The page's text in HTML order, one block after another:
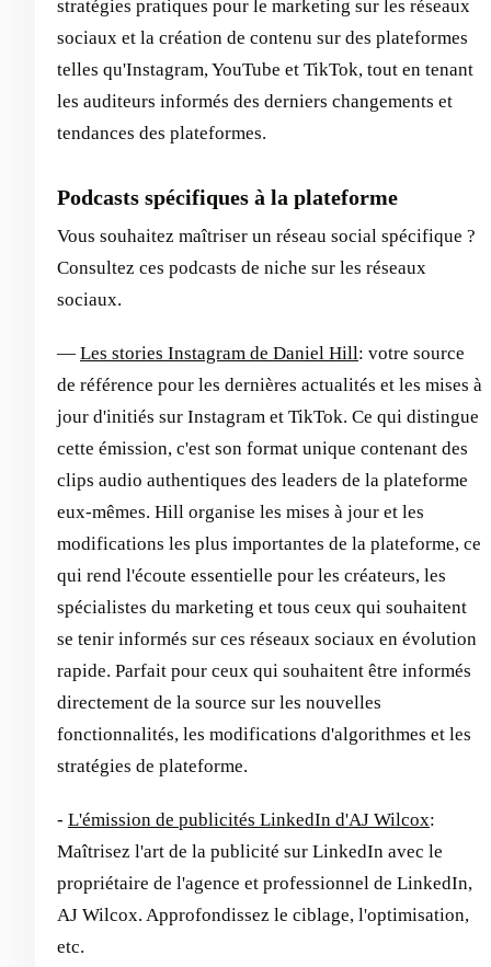
stratégies pratiques pour le marketing sur les réseaux
sociaux et la création de contenu sur des plateformes
telles qu'Instagram, YouTube et TikTok, tout en tenant
les auditeurs informés des derniers changements et
tendances des plateformes.
Podcasts spécifiques à la plateforme
Vous souhaitez maîtriser un réseau social spécifique ?
Consultez ces podcasts de niche sur les réseaux
sociaux.
— Les stories Instagram de Daniel Hill: votre source
de référence pour les dernières actualités et les mises à
jour d'initiés sur Instagram et TikTok. Ce qui distingue
cette émission, c'est son format unique contenant des
clips audio authentiques des leaders de la plateforme
eux-mêmes. Hill organise les mises à jour et les
modifications les plus importantes de la plateforme, ce
qui rend l'écoute essentielle pour les créateurs, les
spécialistes du marketing et tous ceux qui souhaitent
se tenir informés sur ces réseaux sociaux en évolution
rapide. Parfait pour ceux qui souhaitent être informés
directement de la source sur les nouvelles
fonctionnalités, les modifications d'algorithmes et les
stratégies de plateforme.
- L'émission de publicités LinkedIn d'AJ Wilcox:
Maîtrisez l'art de la publicité sur LinkedIn avec le
propriétaire de l'agence et professionnel de LinkedIn,
AJ Wilcox. Approfondissez le ciblage, l'optimisation,
etc.